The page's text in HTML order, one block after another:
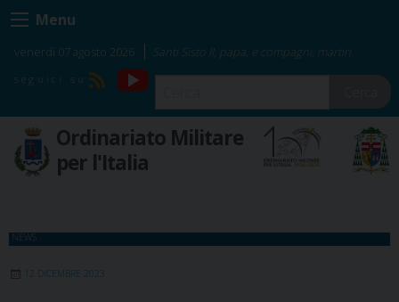
Skip
to
content
Menu
venerdì 07 agosto 2026 Santi Sisto II, papa, e compagni, martiri
RSS
YouTube
Ordinariato Militare
per l'Italia
NEWS
12 DICEMBRE 2023